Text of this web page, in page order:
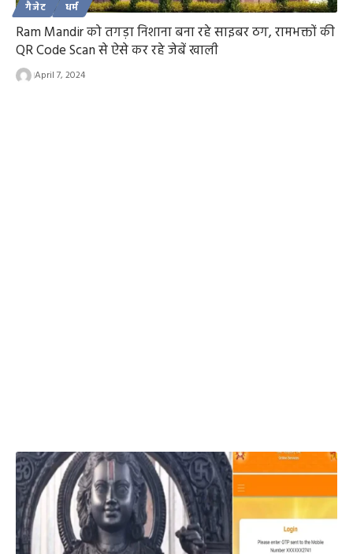
गैजेट धर्म
Ram Mandir को तगड़ा निशाना बना रहे साइबर ठग, रामभक्तों की
QR Code Scan से ऐसे कर रहे जेबें खाली
April 7, 2024